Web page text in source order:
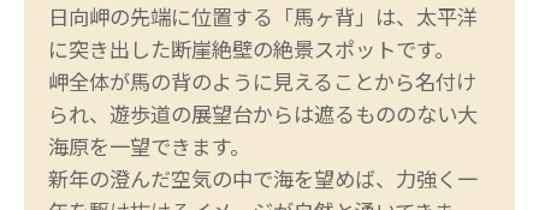
日向岬の先端に位置する「馬ヶ背」は、太平洋
に突き出した断崖絶壁の絶景スポットです。
岬全体が馬の背のように見えることから名付け
られ、遊歩道の展望台からは遮るもののない大
海原を一望できます。
新年の澄んだ空気の中で海を望めば、力強く一